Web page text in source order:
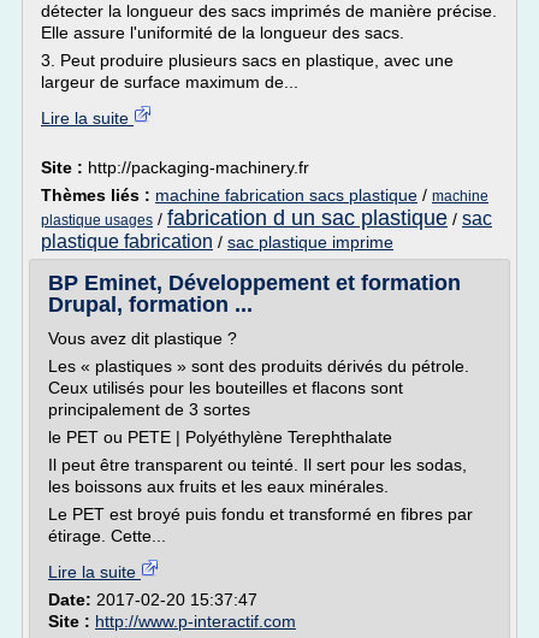
détecter la longueur des sacs imprimés de manière précise.
Elle assure l'uniformité de la longueur des sacs.
3. Peut produire plusieurs sacs en plastique, avec une
largeur de surface maximum de...
Lire la suite
Site : http://packaging-machinery.fr
Thèmes liés : machine fabrication sacs plastique / machine
plastique usages / fabrication d un sac plastique / sac
plastique fabrication / sac plastique imprime
BP Eminet, Développement et formation
Drupal, formation ...
Vous avez dit plastique ?
Les « plastiques » sont des produits dérivés du pétrole.
Ceux utilisés pour les bouteilles et flacons sont
principalement de 3 sortes
le PET ou PETE | Polyéthylène Terephthalate
Il peut être transparent ou teinté. Il sert pour les sodas,
les boissons aux fruits et les eaux minérales.
Le PET est broyé puis fondu et transformé en fibres par
étirage. Cette...
Lire la suite
Date: 2017-02-20 15:37:47
Site : http://www.p-interactif.com